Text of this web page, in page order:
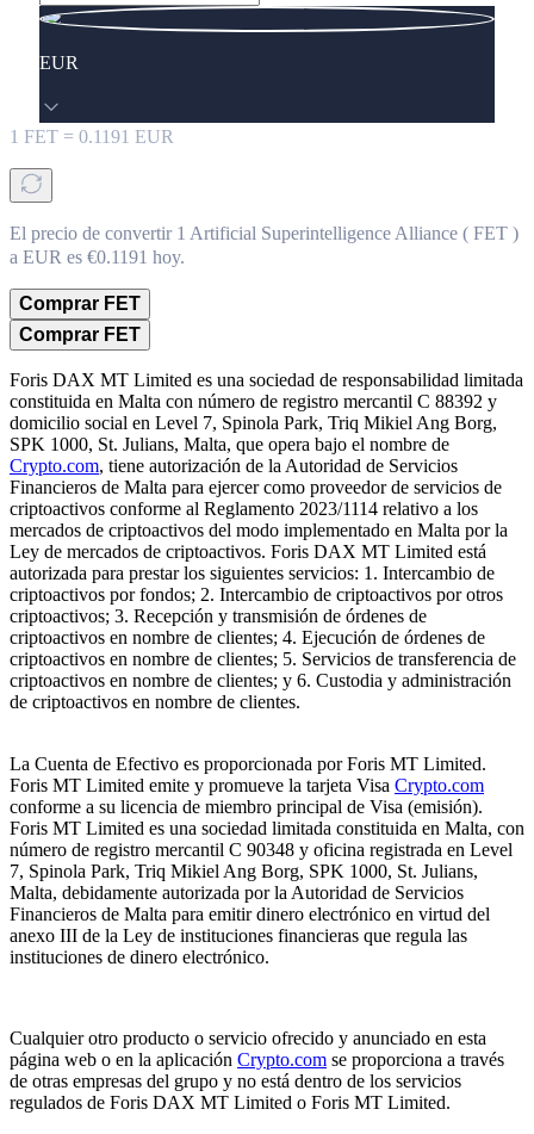
EUR
1 FET = 0.1191 EUR
El precio de convertir 1 Artificial Superintelligence Alliance ( FET )
a EUR es €0.1191 hoy.
Comprar FET
Comprar FET
Foris DAX MT Limited es una sociedad de responsabilidad limitada
constituida en Malta con número de registro mercantil C 88392 y
domicilio social en Level 7, Spinola Park, Triq Mikiel Ang Borg,
SPK 1000, St. Julians, Malta, que opera bajo el nombre de
Crypto.com, tiene autorización de la Autoridad de Servicios
Financieros de Malta para ejercer como proveedor de servicios de
criptoactivos conforme al Reglamento 2023/1114 relativo a los
mercados de criptoactivos del modo implementado en Malta por la
Ley de mercados de criptoactivos. Foris DAX MT Limited está
autorizada para prestar los siguientes servicios: 1. Intercambio de
criptoactivos por fondos; 2. Intercambio de criptoactivos por otros
criptoactivos; 3. Recepción y transmisión de órdenes de
criptoactivos en nombre de clientes; 4. Ejecución de órdenes de
criptoactivos en nombre de clientes; 5. Servicios de transferencia de
criptoactivos en nombre de clientes; y 6. Custodia y administración
de criptoactivos en nombre de clientes.
La Cuenta de Efectivo es proporcionada por Foris MT Limited.
Foris MT Limited emite y promueve la tarjeta Visa Crypto.com
conforme a su licencia de miembro principal de Visa (emisión).
Foris MT Limited es una sociedad limitada constituida en Malta, con
número de registro mercantil C 90348 y oficina registrada en Level
7, Spinola Park, Triq Mikiel Ang Borg, SPK 1000, St. Julians,
Malta, debidamente autorizada por la Autoridad de Servicios
Financieros de Malta para emitir dinero electrónico en virtud del
anexo III de la Ley de instituciones financieras que regula las
instituciones de dinero electrónico.
Cualquier otro producto o servicio ofrecido y anunciado en esta
página web o en la aplicación Crypto.com se proporciona a través
de otras empresas del grupo y no está dentro de los servicios
regulados de Foris DAX MT Limited o Foris MT Limited.